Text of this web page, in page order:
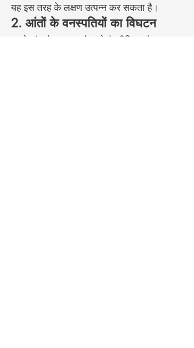
यह इस तरह के लक्षण उत्पन्न कर सकता है।
2. आंतों के वनस्पतियों का विघटन
कच्चे मांस के साथ आने वाले बैक्टीरिया और